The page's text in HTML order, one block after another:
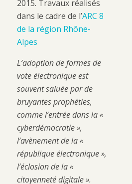
2015. Travaux réalisés
dans le cadre de l’ARC 8
de la région Rhône-
Alpes
L’adoption de formes de
vote électronique est
souvent saluée par de
bruyantes prophéties,
comme l’entrée dans la «
cyberdémocratie »,
l’avènement de la «
république électronique »,
l’éclosion de la «
citoyenneté digitale ».